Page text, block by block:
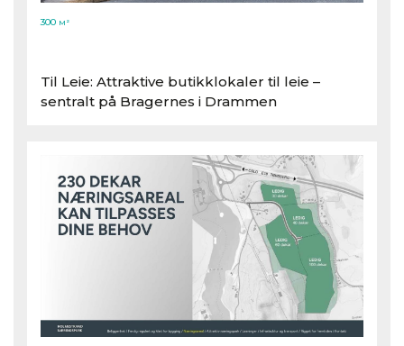
300 M²
Til Leie: Attraktive butikklokaler til leie –
sentralt på Bragernes i Drammen